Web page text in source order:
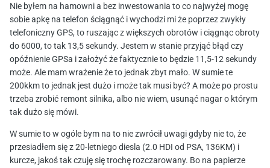
Nie byłem na hamowni a bez inwestowania to co najwyżej mogę
sobie apkę na telefon ściągnąć i wychodzi mi że poprzez zwykły
telefoniczny GPS, to ruszając z większych obrotów i ciągnąc obroty
do 6000, to tak 13,5 sekundy. Jestem w stanie przyjąć błąd czy
opóźnienie GPSa i założyć że faktycznie to będzie 11,5-12 sekundy
może. Ale mam wrażenie że to jednak zbyt mało. W sumie te
200kkm to jednak jest dużo i może tak musi być? A może po prostu
trzeba zrobić remont silnika, albo nie wiem, usunąć nagar o którym
tak dużo się mówi.
W sumie to w ogóle bym na to nie zwrócił uwagi gdyby nie to, że
przesiadłem się z 20-letniego diesla (2.0 HDI od PSA, 136KM) i
kurcze, jakoś tak czuję się trochę rozczarowany. Bo na papierze